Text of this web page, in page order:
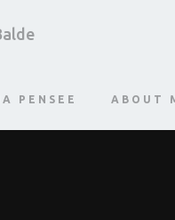
PENSEE ABOUT